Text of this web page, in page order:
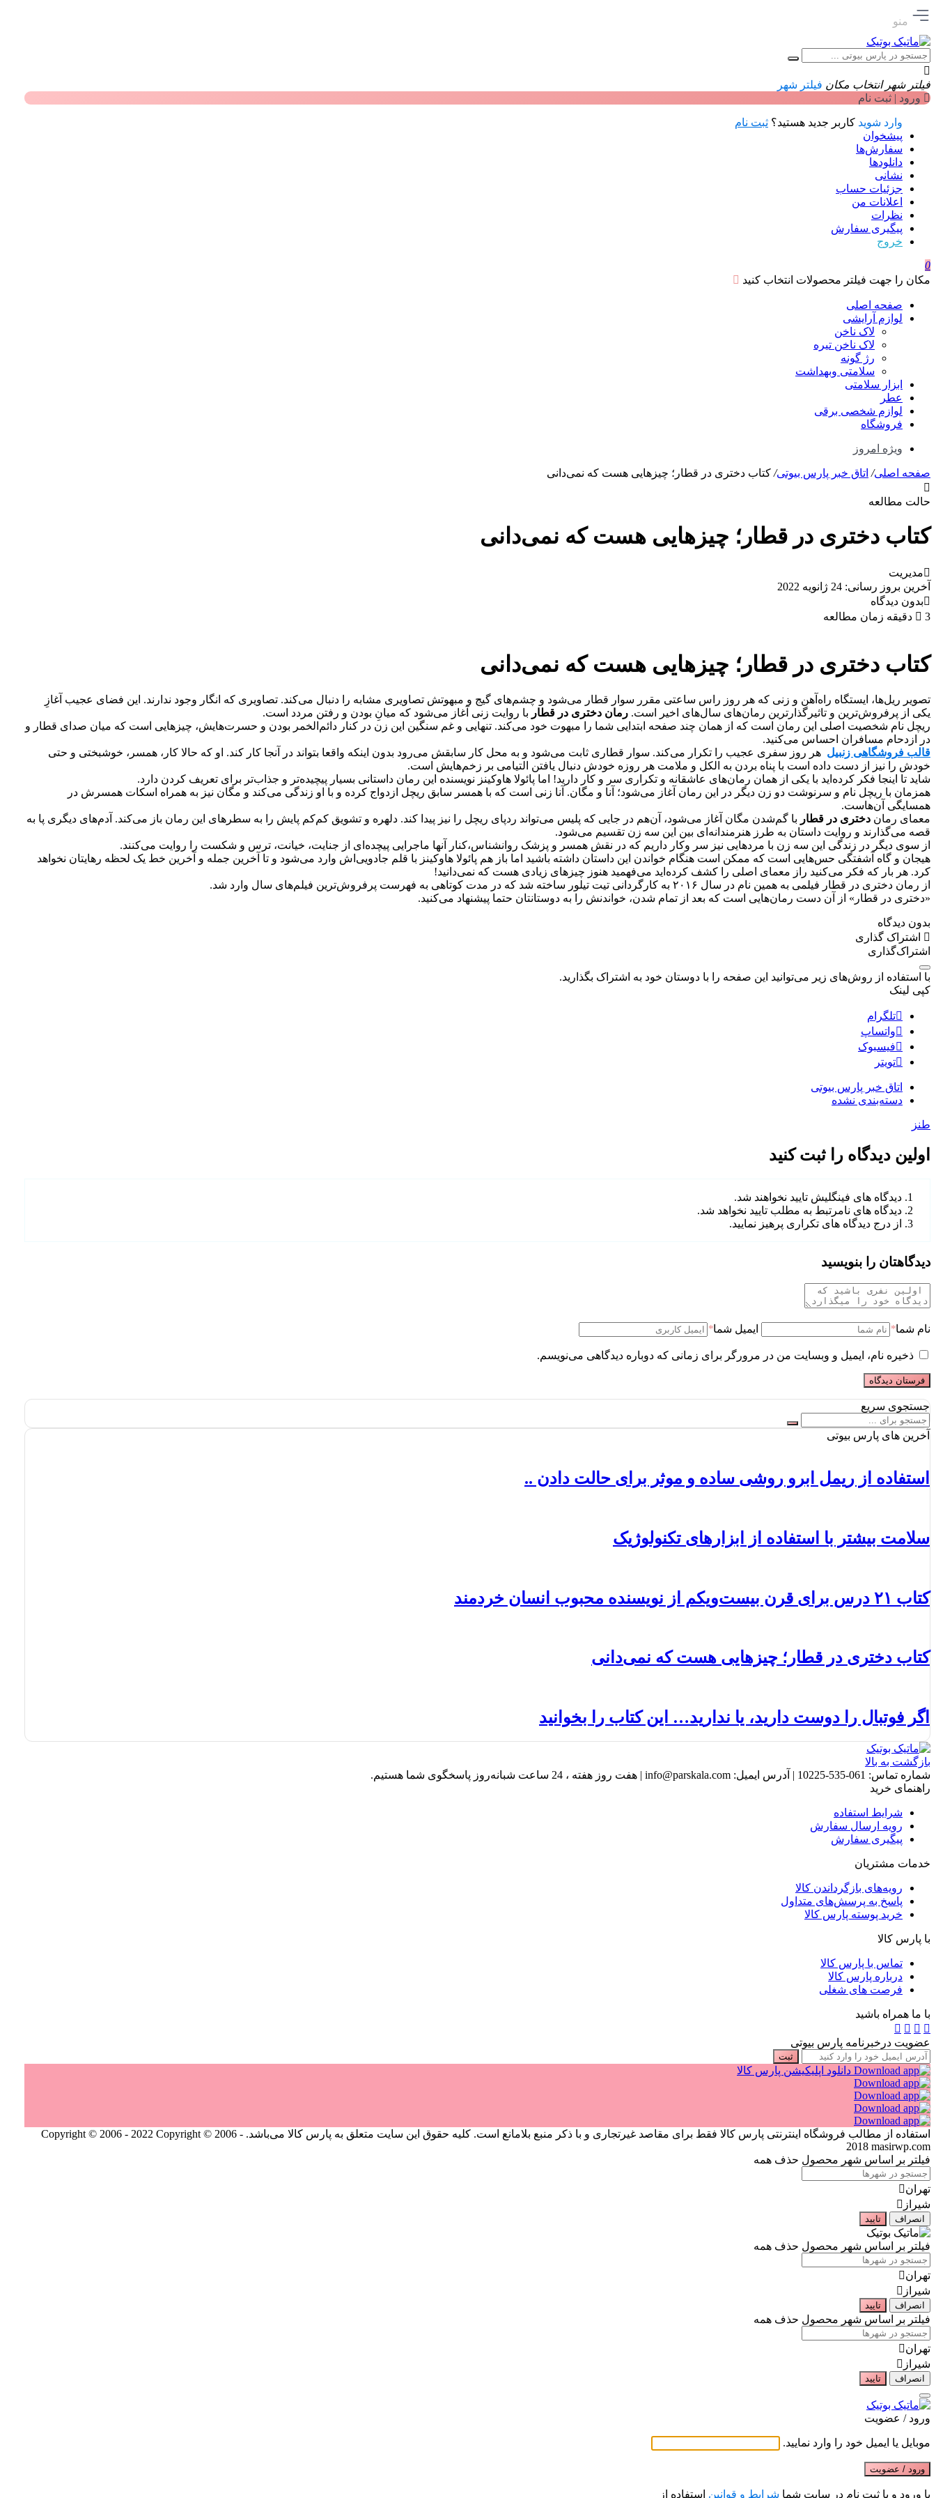
منو
فیلتر شهر انتخاب مکان فیلتر شهر
ورود | ثبت نام
وارد شوید کاربر جدید هستید؟ ثبت نام
پیشخوان
سفارش‌ها
دانلودها
نشانی
جزئیات حساب
اعلانات من
نظرات
پیگیری سفارش
خروج
0
مکان را جهت فیلتر محصولات انتخاب کنید
صفحه اصلی
لوازم آرایشی
لاک ناخن
لاک ناخن تیره
رژ گونه
سلامتی وبهداشت
ابزار سلامتی
عطر
لوازم شخصی برقی
فروشگاه
ویژه امروز
صفحه اصلی/ اتاق خبر پارس بیوتی/ کتاب دختری در قطار؛ چیزهایی هست که نمی‌دانی
حالت مطالعه
کتاب دختری در قطار؛ چیزهایی هست که نمی‌دانی
مدیریت
آخرین بروز رسانی: 24 ژانویه 2022
بدون دیدگاه
3 دقیقه زمان مطالعه
کتاب دختری در قطار؛ چیزهایی هست که نمی‌دانی
تصویر ریل‌ها، ایستگاه راه‌آهن و زنی که هر روز راس ساعتی مقرر سوار قطار می‌شود و چشم‌های گیج و مبهوتش تصاویری مشابه را دنبال می‌کند. تصاویری که انگار وجود ندارند. این فضای عجیب آغازِ
یکی از پرفروش‌ترین و تاثیرگذارترین رمان‌های سال‌های اخیر است. رمان دختری در قطار با روایت زنی آغاز می‌شود که میانِ‌ بودن و رفتن مردد است.
ریچل نام شخصیت اصلی این رمان است که از همان چند صفحه ابتدایی شما را مبهوت خود می‌کند. تنهایی و غم سنگین این زن در کنار دائم‌الخمر بودن و حسرت‌هایش، چیزهایی است که میان صدای قطار و
در ازدحام مسافران احساس می‌کنید.
قالب فروشگاهی زنبیل هر روز سفری عجیب را تکرار می‌کند. سوار قطاری ثابت می‌شود و به محل کار سابقش می‌رود بدون اینکه واقعا بتواند در آنجا کار کند. او که حالا کار، همسر، خوشبختی و حتی
خودش را نیز از دست داده است با پناه بردن به الکل و ملامت هر روزه خودش دنبال یافتن التیامی بر زخم‌هایش است.
شاید تا اینجا فکر کرده‌اید با یکی از همان رمان‌های عاشقانه و تکراری سر و کار دارید! اما پائولا هاوکینز نویسنده این رمان داستانی بسیار پیچیده‌تر و جذاب‌تر برای تعریف کردن دارد.
همزمان با ریچل نام و سرنوشت دو زن دیگر در این رمان آغاز می‌شود؛ آنا و مگان. آنا زنی است که با همسر سابق ریچل ازدواج کرده و با او زندگی می‌کند و مگان نیز به همراه اسکات همسرش در
همسایگی آن‌هاست.
معمای رمان دختری در قطار با گم‌شدن مگان آغاز می‌شود، آن‌هم در جایی که پلیس می‌تواند ردپای ریچل را نیز پیدا کند. دلهره و تشویق کم‌کم پایش را به سطرهای این رمان باز می‌کند. آدم‌های دیگری پا به
قصه می‌گذارند و روایت داستان به طرز هنرمندانه‌ای بین این سه زن تقسیم می‌شود.
از سوی دیگر در زندگی این سه زن با مردهایی نیز سر وکار داریم که در نقش همسر و پزشک روانشناس،‌کنار آنها ماجرایی پیچده‌ای از جنایت، خیانت،‌ ترس و شکست را روایت می‌کنند.
هیجان و گاه آشفتگی حس‌هایی است که ممکن است هنگام خواندن این داستان داشته باشید اما باز هم پائولا هاوکینز با قلم جادویی‌اش وارد می‌شود و تا آخرین جمله و آخرین خط یک لحظه رهایتان نخواهد
کرد. هر بار که فکر می‌کنید راز معمای اصلی را کشف کرده‌اید می‌فهمید هنوز چیزهای زیادی هست که نمی‌دانید!
از رمان دختری در قطار فیلمی به همین نام در سال ۲۰۱۶ به کارگردانی تیت تیلور ساخته شد که در مدت کوتاهی به فهرست پرفروش‌ترین فیلم‌های سال وارد شد.
«دختری در قطار»‌ از آن دست رمان‌هایی است که بعد از تمام شدن،‌ خواندنش را به دوستانتان حتما پیشنهاد می‌کنید.
بدون دیدگاه
اشتراک گذاری
اشتراک‌گذاری
با استفاده از روش‌های زیر می‌توانید این صفحه را با دوستان خود به اشتراک بگذارید.
کپی لینک
تلگرام
واتساپ
فیسبوک
تویتر
اتاق خبر پارس بیوتی
دسته‌بندی نشده
طنز
اولین دیدگاه را ثبت کنید
دیدگاه های فینگلیش تایید نخواهند شد.
دیدگاه های نامرتبط به مطلب تایید نخواهد شد.
از درج دیدگاه های تکراری پرهیز نمایید.
دیدگاهتان را بنویسید
نام شما* ایمیل شما*
ذخیره نام، ایمیل و وبسایت من در مرورگر برای زمانی که دوباره دیدگاهی می‌نویسم.
جستجوی سریع
آخرین های پارس بیوتی
استفاده از ریمل ابرو روشی ساده و موثر برای حالت دادن ..
سلامت بیشتر با استفاده از ابزارهای تکنولوژیک
کتاب ۲۱ درس برای قرن بیست‌ویکم از نویسنده محبوب انسان خردمند
کتاب دختری در قطار؛ چیزهایی هست که نمی‌دانی
اگر فوتبال را دوست دارید، یا ندارید… این کتاب را بخوانید
بازگشت به بالا
شماره تماس: 061-535-10225
| آدرس ایمیل: info@parskala.com
| هفت روز هفته ، 24 ساعت شبانه‌روز پاسخگوی شما هستیم.
راهنمای خرید
شرایط استفاده
رویه ارسال سفارش
پیگیری سفارش
خدمات مشتریان
رویه‌های بازگرداندن کالا
پاسخ به پرسش‌های متداول
خرید پوسته پارس کالا
با پارس کالا
تماس با پارس کالا
درباره پارس کالا
فرصت های شغلی
با ما همراه باشید
عضویت درخبرنامه پارس بیوتی
ثبت
دانلود اپلیکیشن پارس کالا
استفاده از مطالب فروشگاه اینترنتی پارس کالا فقط برای مقاصد غیرتجاری و با ذکر منبع بلامانع است. کلیه حقوق این سایت متعلق به پارس کالا می‌باشد. Copyright © 2006 - 2022 Copyright © 2006 -
2018 masirwp.com
فیلتر بر اساس شهر محصول حذف همه
تهران
شیراز
انصراف تایید
فیلتر بر اساس شهر محصول حذف همه
تهران
شیراز
انصراف تایید
فیلتر بر اساس شهر محصول حذف همه
تهران
شیراز
انصراف تایید
ورود / عضویت
موبایل یا ایمیل خود را وارد نمایید.
ورود / عضویت
با ورود و یا ثبت نام در سایت شما شرایط و قوانین استفاده از